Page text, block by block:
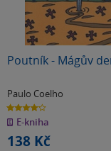
Poutník - Mágův
Paulo Coelho
4.2
z
5
hvězdiček
E-kniha
138 Kč